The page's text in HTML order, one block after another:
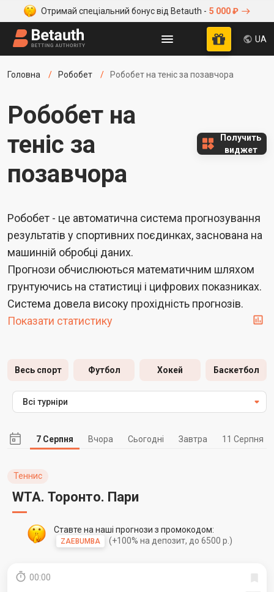
Отримай спеціальний бонус від Betauth - 5 000 ₽
UA
Головна Робобет Робобет на теніс за позавчора
Робобет на
теніс за
позавчора
Получить
виджет
Робобет - це автоматична система прогнозування
результатів у спортивних поєдинках, заснована на
машинній обробці даних.
Прогнози обчислюються математичним шляхом
грунтуючись на статистиці і цифрових показниках.
Система довела високу прохідність прогнозів.
Показати статистику
Весь спорт Футбол Хокей Баскетбол
Всі турніри
7 Серпня Вчора Сьогодні Завтра 11 Серпня
Теннис
WTA. Торонто. Пари
Ставте на наші прогнози з промокодом:
ZAEBUMBA (+100% на депозит, до 6500 р.)
00:00